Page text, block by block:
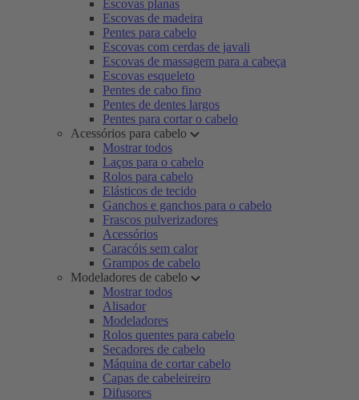
Escovas planas
Escovas de madeira
Pentes para cabelo
Escovas com cerdas de javali
Escovas de massagem para a cabeça
Escovas esqueleto
Pentes de cabo fino
Pentes de dentes largos
Pentes para cortar o cabelo
Acessórios para cabelo
Mostrar todos
Laços para o cabelo
Rolos para cabelo
Elásticos de tecido
Ganchos e ganchos para o cabelo
Frascos pulverizadores
Acessórios
Caracóis sem calor
Grampos de cabelo
Modeladores de cabelo
Mostrar todos
Alisador
Modeladores
Rolos quentes para cabelo
Secadores de cabelo
Máquina de cortar cabelo
Capas de cabeleireiro
Difusores